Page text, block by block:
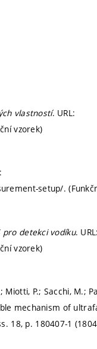
vlastností. URL:
vzorek)
setup/.
pro detekci vodíku. URL:
vzorek)
P.; Sacchi, M.;
mechanism of
18, p. 180407-1